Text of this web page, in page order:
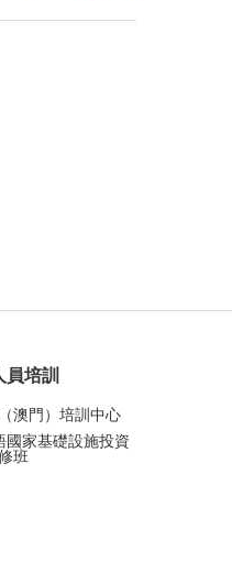
員培訓
澳門）培訓中心
國家基礎設施投資
班